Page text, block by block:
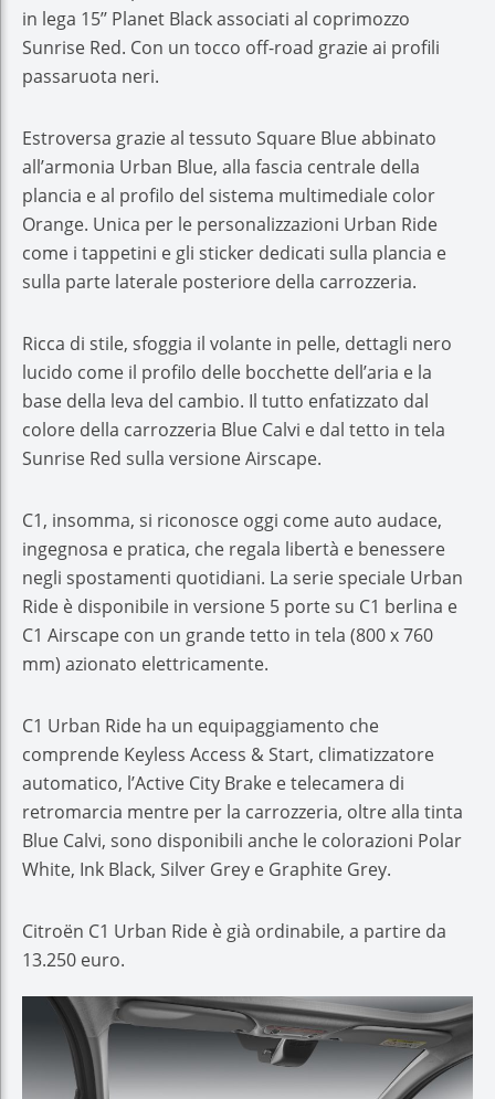
in lega 15’’ Planet Black associati al coprimozzo
Sunrise Red. Con un tocco off-road grazie ai profili
passaruota neri.
Estroversa grazie al tessuto Square Blue abbinato
all’armonia Urban Blue, alla fascia centrale della
plancia e al profilo del sistema multimediale color
Orange. Unica per le personalizzazioni Urban Ride
come i tappetini e gli sticker dedicati sulla plancia e
sulla parte laterale posteriore della carrozzeria.
Ricca di stile, sfoggia il volante in pelle, dettagli nero
lucido come il profilo delle bocchette dell’aria e la
base della leva del cambio. Il tutto enfatizzato dal
colore della carrozzeria Blue Calvi e dal tetto in tela
Sunrise Red sulla versione Airscape.
C1, insomma, si riconosce oggi come auto audace,
ingegnosa e pratica, che regala libertà e benessere
negli spostamenti quotidiani. La serie speciale Urban
Ride è disponibile in versione 5 porte su C1 berlina e
C1 Airscape con un grande tetto in tela (800 x 760
mm) azionato elettricamente.
C1 Urban Ride ha un equipaggiamento che
comprende Keyless Access & Start, climatizzatore
automatico, l’Active City Brake e telecamera di
retromarcia mentre per la carrozzeria, oltre alla tinta
Blue Calvi, sono disponibili anche le colorazioni Polar
White, Ink Black, Silver Grey e Graphite Grey.
Citroën C1 Urban Ride è già ordinabile, a partire da
13.250 euro.